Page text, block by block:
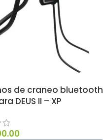
de craneo bluetooth
DEUS II – XP